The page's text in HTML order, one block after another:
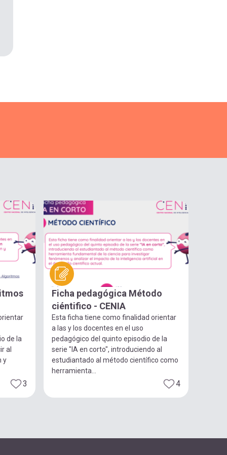
de la
al
y
3
Ficha pedagógica Método
ciéntifico - CENIA
Esta ficha tiene como finalidad orientar
a las y los docentes en el uso
pedagógico del quinto episodio de la
serie "IA en corto", introduciendo al
estudiantado al método científico como
herramienta...
4